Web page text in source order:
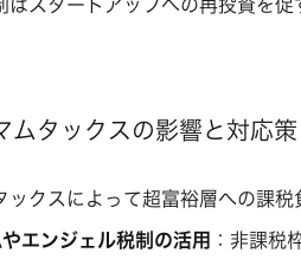
はスタートアップへの再投資を
ムタックスの影響と対応策
ックスによって超富裕層への課
エンジェル税制の活用
：非課税